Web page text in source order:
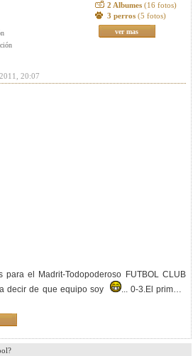
2 Albumes (16 fotos)
3 perros (5 fotos)
ver mas
20:07
el Madrit-Todopoderoso FUTBOL CLUB
decir de que equipo soy
... 0-3.El primero